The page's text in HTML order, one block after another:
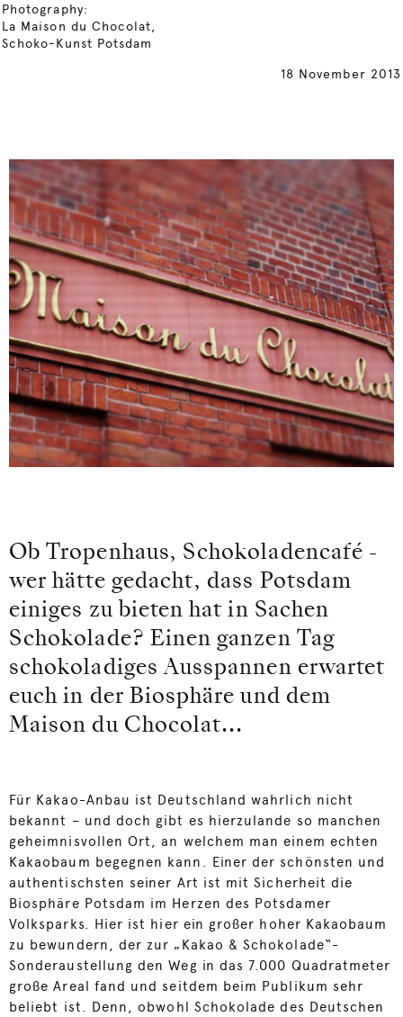
Photography:
La Maison du Chocolat,
Schoko-Kunst Potsdam
18 November 2013
Ob Tropenhaus, Schokoladencafé -
wer hätte gedacht, dass Potsdam
einiges zu bieten hat in Sachen
Schokolade? Einen ganzen Tag
schokoladiges Ausspannen erwartet
euch in der Biosphäre und dem
Maison du Chocolat...
Für Kakao-Anbau ist Deutschland wahrlich nicht
bekannt – und doch gibt es hierzulande so manchen
geheimnisvollen Ort, an welchem man einem echten
Kakaobaum begegnen kann. Einer der schönsten und
authentischsten seiner Art ist mit Sicherheit die
Biosphäre Potsdam im Herzen des Potsdamer
Volksparks. Hier ist hier ein großer hoher Kakaobaum
zu bewundern, der zur „Kakao & Schokolade“-
Sonderaustellung den Weg in das 7.000 Quadratmeter
große Areal fand und seitdem beim Publikum sehr
beliebt ist. Denn, obwohl Schokolade des Deutschen